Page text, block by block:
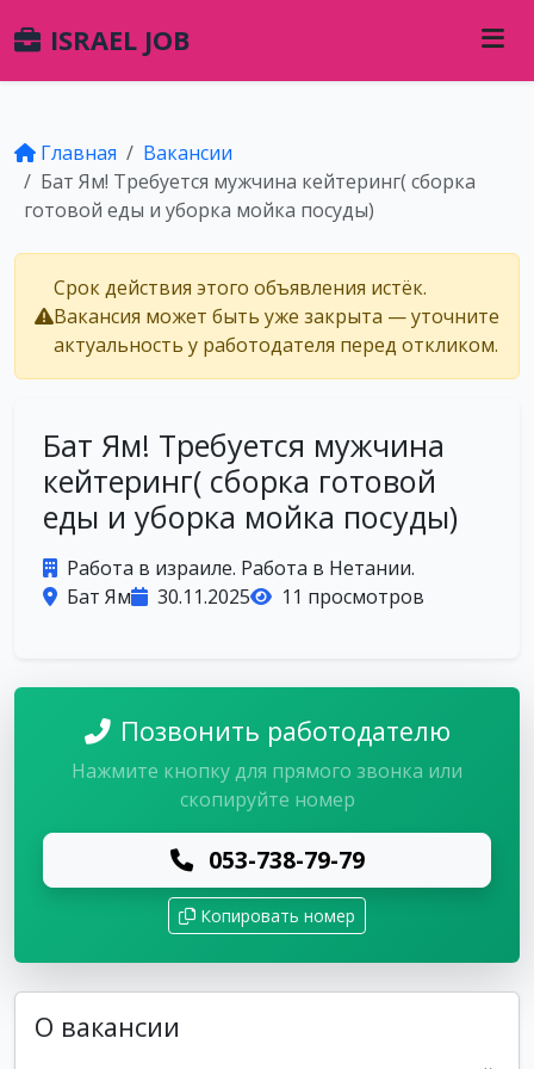
ISRAEL JOB
Главная
Вакансии
Бат Ям! Требуется мужчина кейтеринг( сборка
готовой еды и уборка мойка посуды)
Срок действия этого объявления истёк.
Вакансия может быть уже закрыта — уточните
актуальность у работодателя перед откликом.
Бат Ям! Требуется мужчина
кейтеринг( сборка готовой
еды и уборка мойка посуды)
Работа в израиле. Работа в Нетании.
Бат Ям
30.11.2025 11 просмотров
Позвонить работодателю
Нажмите кнопку для прямого звонка или
скопируйте номер
053-738-79-79
Копировать номер
О вакансии